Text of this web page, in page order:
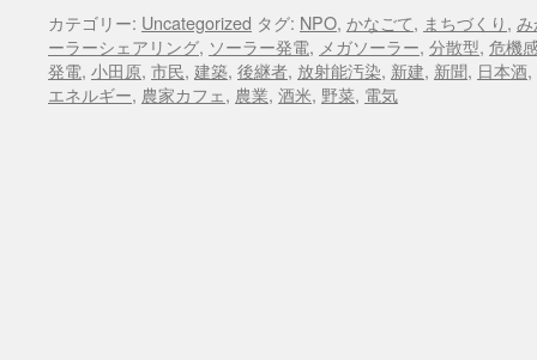
カテゴリー: Uncategorized タグ: NPO, かなごて, まちづくり,
ーラーシェアリング, ソーラー発電, メガソーラー, 分散型, 危機
発電, 小田原, 市民, 建築, 後継者, 放射能汚染, 新建, 新聞, 日本酒,
エネルギー, 農家カフェ, 農業, 酒米, 野菜, 電気